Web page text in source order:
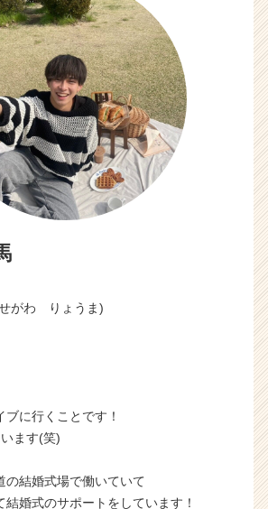
がわ りょうま)
に行くことです！
ます(笑)
の結婚式場で働いていて
結婚式のサポートをしています！